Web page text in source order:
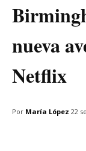
nueva
Netflix
Por María López 22